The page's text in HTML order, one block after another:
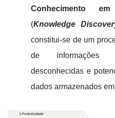
Conhecimento
(Knowledge
constitui-se de um
de informações
desconhecidas e
dados armazenados